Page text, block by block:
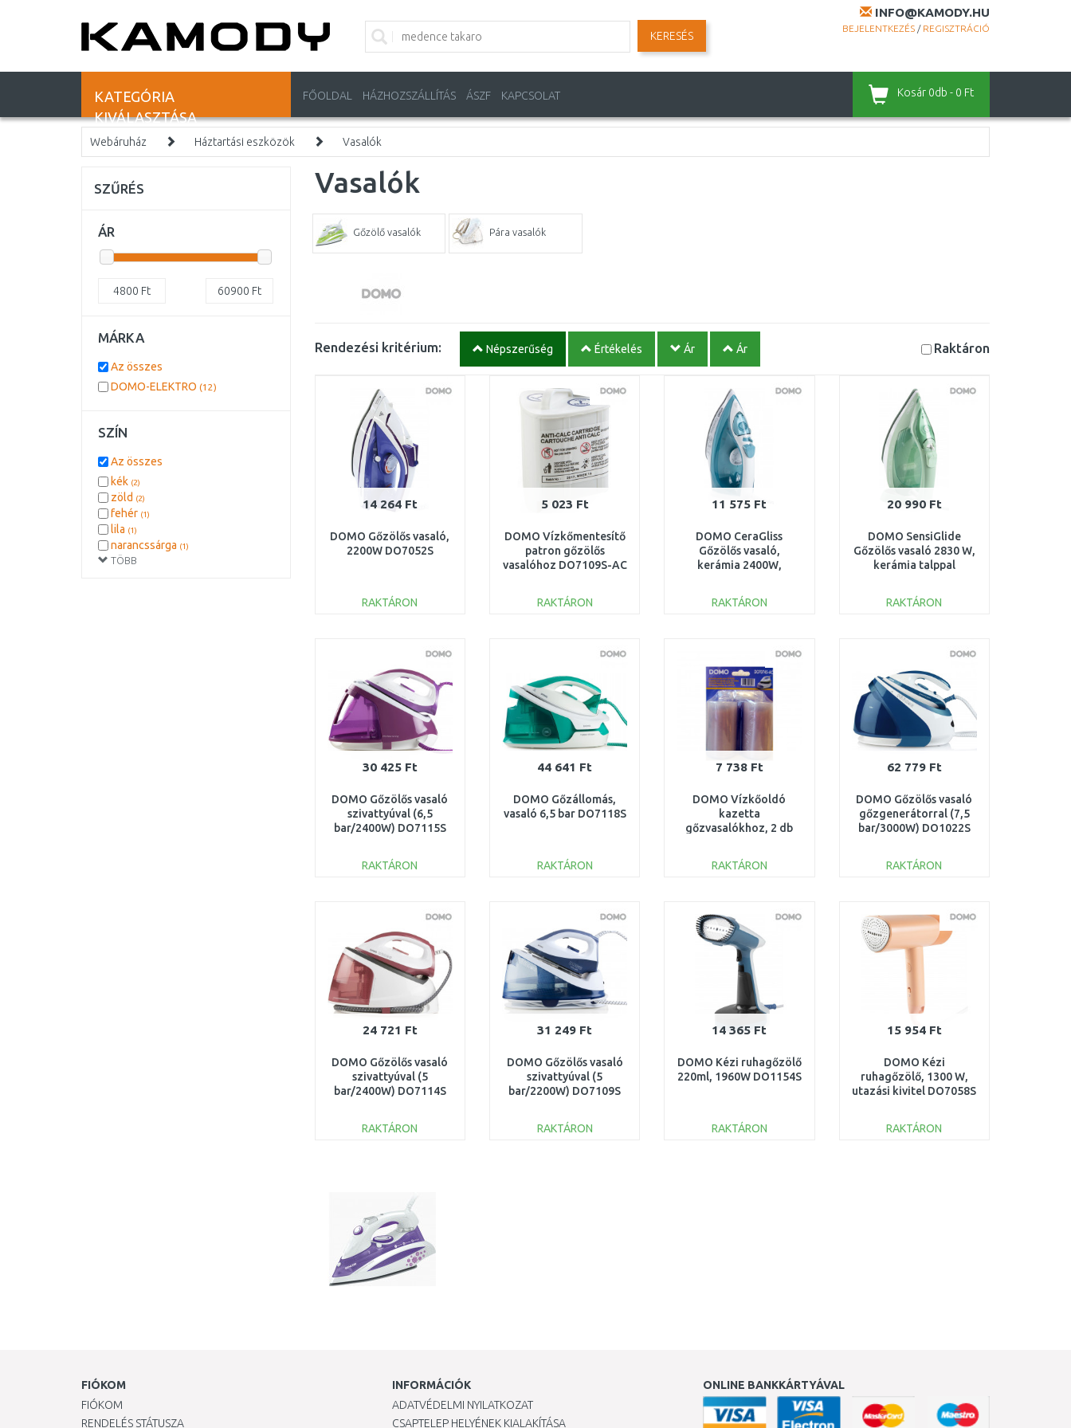
INFO@KAMODY.HU
BEJELENTKEZÉS / REGISZTRÁCIÓ
KERESÉS
KATEGÓRIA
KIVÁLASZTÁSA
FŐOLDAL HÁZHOZSZÁLLÍTÁS ÁSZF KAPCSOLAT Kosár 0db - 0 Ft
Webáruház Háztartási eszközök Vasalók
Vasalók
Gőzölő vasalók Pára vasalók
Rendezési kritérium: Népszerűség Értékelés Ár Ár Raktáron
14 264 Ft
DOMO Gőzölős vasaló,
2200W DO7052S
RAKTÁRON
Összehasonlítás
5 023 Ft
DOMO Vízkőmentesítő
patron gőzölős
vasalóhoz DO7109S-AC
RAKTÁRON
Összehasonlítás
11 575 Ft
DOMO CeraGliss
Gőzölős vasaló,
kerámia 2400W,
RAKTÁRON
Összehasonlítás
20 990 Ft
DOMO SensiGlide
Gőzölős vasaló 2830 W,
kerámia talppal
RAKTÁRON
Összehasonlítás
30 425 Ft
DOMO Gőzölős vasaló
szivattyúval (6,5
bar/2400W) DO7115S
RAKTÁRON
Összehasonlítás
44 641 Ft
DOMO Gőzállomás,
vasaló 6,5 bar DO7118S
RAKTÁRON
Összehasonlítás
7 738 Ft
DOMO Vízkőoldó
kazetta
gőzvasalókhoz, 2 db
RAKTÁRON
Összehasonlítás
62 779 Ft
DOMO Gőzölős vasaló
gőzgenerátorral (7,5
bar/3000W) DO1022S
RAKTÁRON
Összehasonlítás
24 721 Ft
DOMO Gőzölős vasaló
szivattyúval (5
bar/2400W) DO7114S
RAKTÁRON
31 249 Ft
DOMO Gőzölős vasaló
szivattyúval (5
bar/2200W) DO7109S
RAKTÁRON
14 365 Ft
DOMO Kézi ruhagőzölő
220ml, 1960W DO1154S
RAKTÁRON
15 954 Ft
DOMO Kézi
ruhagőzölő, 1300 W,
utazási kivitel DO7058S
RAKTÁRON
SZŰRÉS
ÁR
4800 Ft 60900 Ft
MÁRKA
Az összes
DOMO-ELEKTRO (12)
SZÍN
TÖBB
Az összes
kék (2)
zöld (2)
fehér (1)
lila (1)
narancssárga (1)
piros
FIÓKOM
FIÓKOM
RENDELÉS STÁTUSZA
INFORMÁCIÓK
ADATVÉDELMI NYILATKOZAT
CSAPTELEP HELYÉNEK KIALAKÍTÁSA
ONLINE BANKKÁRTYÁVAL